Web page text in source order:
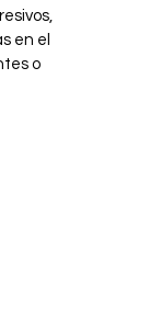
en el
o